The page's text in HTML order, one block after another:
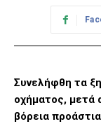
Συνελήφθη τα
οχήματος, μετά
βόρεια